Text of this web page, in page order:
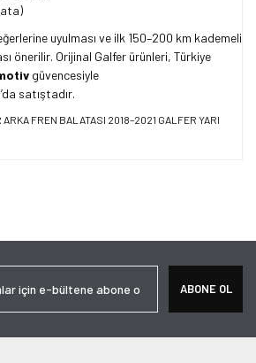
uyulması ve ilk 150–200 km kademeli
önerilir. Orijinal Galfer ürünleri, Türkiye
güvencesiyle
’da satıştadır.
eksik bilgiler bulunuyor.
ABONE OL